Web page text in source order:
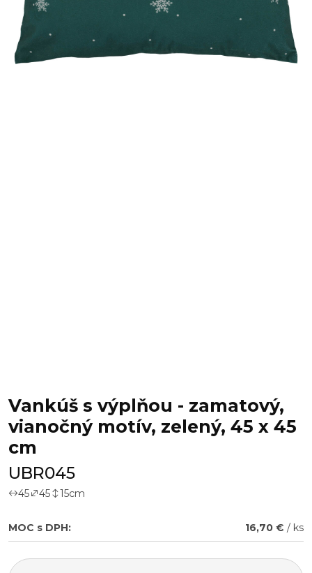
Vankúš s výplňou - zamatový,
vianočný motív, zelený, 45 x 45
cm
UBR045
45 45 15cm
MOC s DPH: 16,70 € / ks